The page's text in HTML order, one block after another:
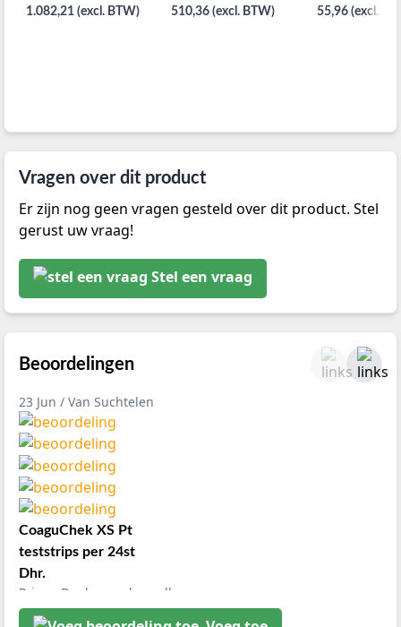
120st. in doos
1.082,21 (excl. BTW)
120st. in doos
510,36 (excl. BTW)
kleur rood per
55,96 (excl.
Vragen over dit product
Er zijn nog geen vragen gesteld over dit product. Stel
gerust uw vraag!
Stel een vraag
Beoordelingen
23 Jun / Van Suchtelen
CoaguChek XS Pt
teststrips per 24st
Dhr.
Prima. Dank voor de snelle
afhandeling..